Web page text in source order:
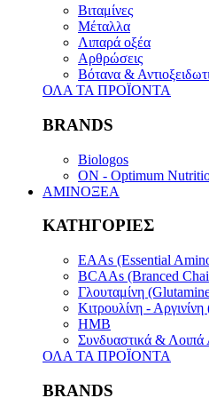
Βιταμίνες
Μέταλλα
Λιπαρά οξέα
Αρθρώσεις
Βότανα &
ΟΛΑ ΤΑ ΠΡΟΪΟΝΤΑ
BRANDS
Biologos
ON - Optimum
ΑΜΙΝΟΞΕΑ
ΚΑΤΗΓΟΡΙΕΣ
EAAs (Essential
BCAAs (Branced
Γλουταμίνη
Κιτρουλίνη -
HMB
Συνδυαστικά &
ΟΛΑ ΤΑ ΠΡΟΪΟΝΤΑ
BRANDS